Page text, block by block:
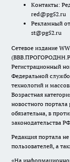
Контакты:
red@pg52.ru
Рекламный
st@pg52.ru
Сетевое издание
Регистрационный
Федеральной
технологий и
Возрастная
новостного
обязательна, в
законодательства
Редакция портала
пользователей, а
«На